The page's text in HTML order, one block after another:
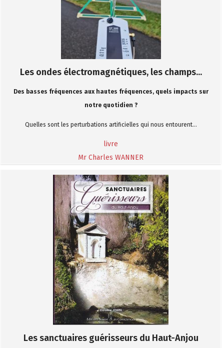
Les ondes électromagnétiques, les champs...
Des basses fréquences aux hautes fréquences, quels impacts sur
notre quotidien ?
Quelles sont les perturbations artificielles qui nous entourent...
livre
Mr Charles WANNER
Les sanctuaires guérisseurs du Haut-Anjou